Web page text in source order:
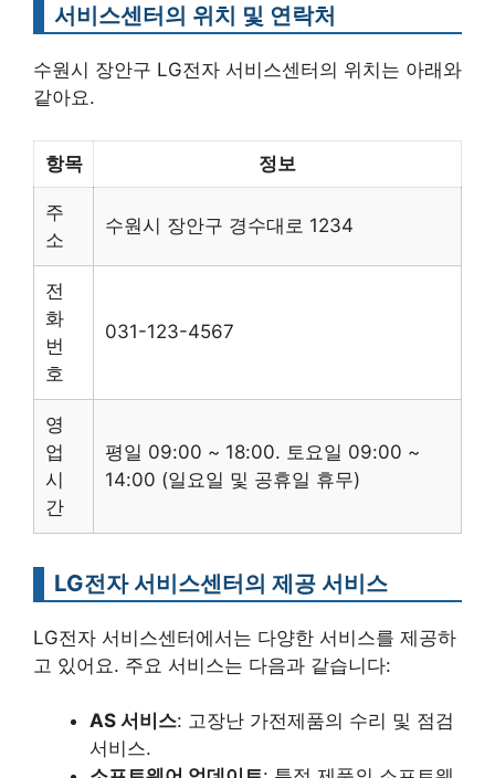
서비스센터의 위치 및 연락처
수원시 장안구 LG전자 서비스센터의 위치는 아래와
같아요.
항목 정보
주
소
수원시 장안구 경수대로 1234
전
화
번
호
031-123-4567
영
업
시
간
평일 09:00 ~ 18:00. 토요일 09:00 ~
14:00 (일요일 및 공휴일 휴무)
LG전자 서비스센터의 제공 서비스
LG전자 서비스센터에서는 다양한 서비스를 제공하
고 있어요. 주요 서비스는 다음과 같습니다:
AS 서비스: 고장난 가전제품의 수리 및 점검
서비스.